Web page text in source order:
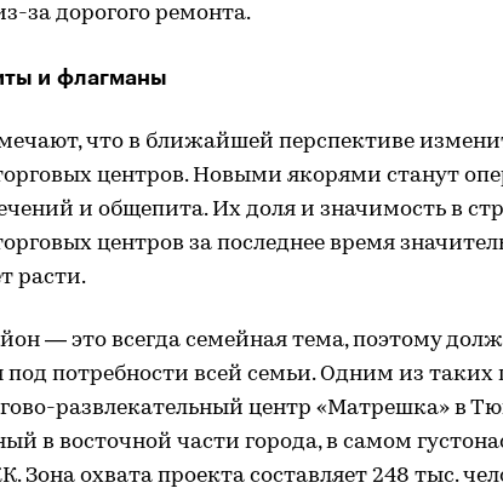
за дорогого ремонта.
и флагманы
что в ближайшей перспективе
центров. Новыми якорями станут
и общепита. Их доля и значимость в
центров за последнее время
расти.
— это всегда семейная тема, поэтому
под потребности всей семьи. Одним из таких
развлекательный центр «Матрешка» в
в восточной части города, в самом
Зона охвата проекта составляет 248 тыс.